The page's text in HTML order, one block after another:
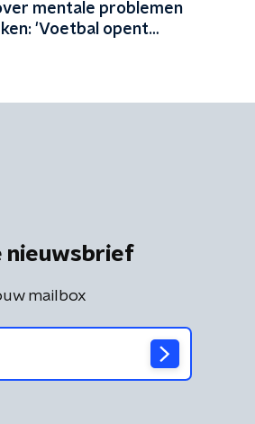
mentale problemen
'Voetbal opent
nieuwsbrief
mailbox